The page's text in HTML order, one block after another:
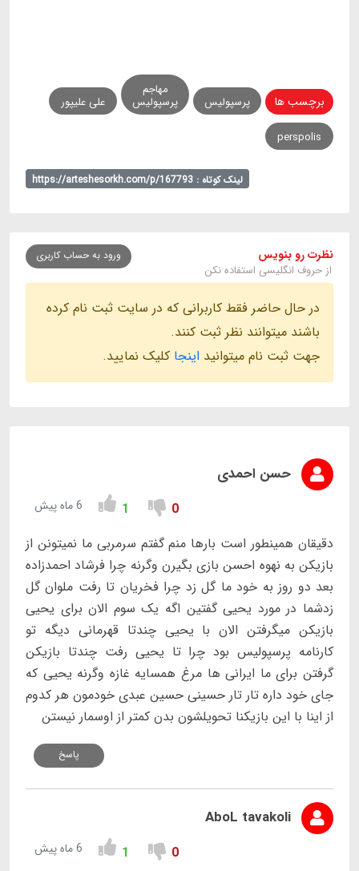
برچسب ها پرسپولیس
مهاجم
پرسپولیس علی علیپور
perspolis
لینک کوتاه : https://arteshesorkh.com/p/167793
نظرت رو بنویس
از حروف انگلیسی استفاده نکن
ورود به حساب کاربری
در حال حاضر فقط کاربرانی که در سایت ثبت نام کرده
باشند میتوانند نظر ثبت کنند.
جهت ثبت نام میتوانید اینجا کلیک نمایید.
حسن احمدی
0
1 6 ماه پیش
دقیقان همینطور است بارها منم گفتم سرمربی ما نمیتونن از
بازیکن به نهوه احسن بازی بگیرن وگرنه چرا فرشاد احمدزاده
بعد دو روز به خود ما گل زد چرا فخریان تا رفت ملوان گل
زدشما در مورد یحیی گفتین اگه یک سوم الان برای یحیی
بازیکن میگرفتن الان با یحیی چندتا قهرمانی دیگه تو
کارنامه پرسپولیس بود چرا تا یحیی رفت چندتا بازیکن
گرفتن برای ما ایرانی ها مرغ همسایه غازه وگرنه یحیی که
جای خود داره تار تار حسینی حسین عبدی خودمون هر کدوم
از اینا با این بازیکنا تحویلشون بدن کمتر از اوسمار نیستن
پاسخ
AboL tavakoli
0
1 6 ماه پیش